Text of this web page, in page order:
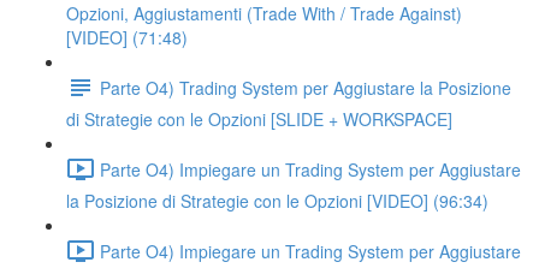
Opzioni, Aggiustamenti (Trade With / Trade Against)
[VIDEO] (71:48)
Parte O4) Trading System per Aggiustare la Posizione
di Strategie con le Opzioni [SLIDE + WORKSPACE]
Parte O4) Impiegare un Trading System per Aggiustare
la Posizione di Strategie con le Opzioni [VIDEO] (96:34)
Parte O4) Impiegare un Trading System per Aggiustare